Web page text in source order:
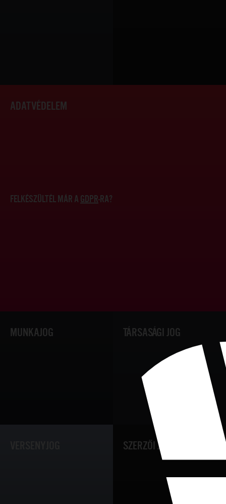
ADATVÉDELEM
FELKÉSZÜLTÉL MÁR A GDPR-RA?
MUNKAJOG TÁRSASÁGI JOG
SZERZŐI JOG